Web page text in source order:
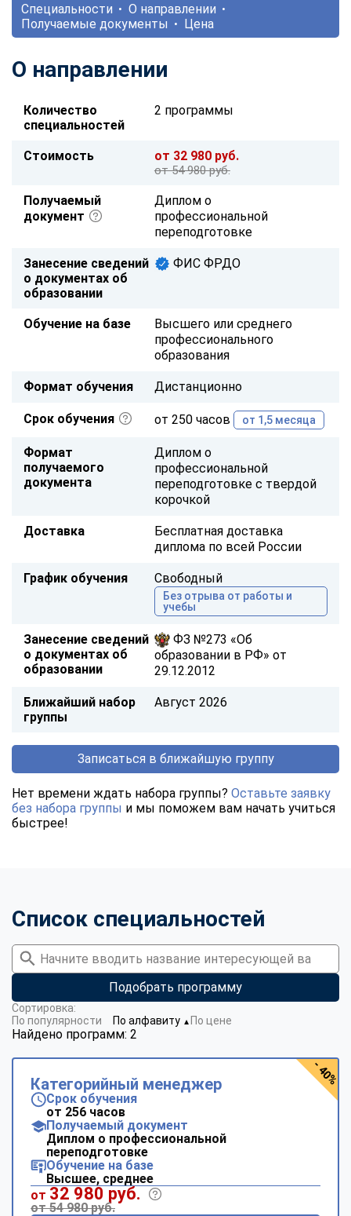
Специальности
О направлении
Получаемые документы
Цена
О направлении
Количество
специальностей
2 программы
Стоимость от 32 980 руб.
от 54 980 руб.
Получаемый
документ
Диплом о
профессиональной
переподготовке
Занесение сведений
о документах об
образовании
ФИС ФРДО
Обучение на базе
Высшего или среднего
профессионального
образования
Формат обучения Дистанционно
Срок обучения от 250 часов от 1,5 месяца
Формат
получаемого
документа
Диплом о
профессиональной
переподготовке с твердой
корочкой
Доставка
Бесплатная доставка
диплома по всей России
График обучения Свободный
Без отрыва от работы и
учебы
Занесение сведений
о документах об
образовании
ФЗ №273 «Об
образовании в РФ» от
29.12.2012
Ближайший набор
группы
Август 2026
Записаться в ближайшую группу
Нет времени ждать набора группы? Оставьте заявку
без набора группы и мы поможем вам начать учиться
быстрее!
Список специальностей
Подобрать программу
Найдено программ: 2
Сортировка:
По популярности
По алфавиту ▼ По цене
Категорийный менеджер
Срок обучения
от 256 часов
Получаемый документ
Диплом о профессиональной
переподготовке
Обучение на базе
Высшее, среднее
от 32 980 руб.
от 54 980 руб.
- 40%